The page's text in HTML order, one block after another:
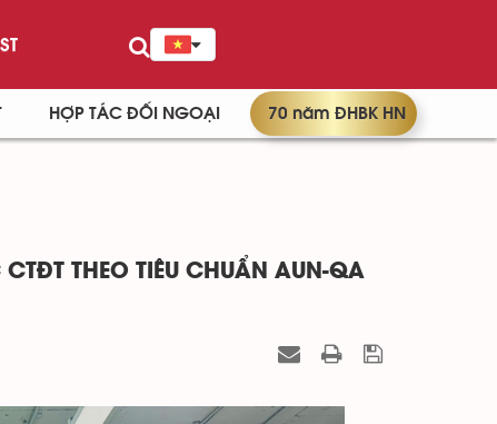
HỢP TÁC ĐỐI NGOẠI 70 năm ĐHBK HN
THEO TIÊU CHUẨN AUN-QA